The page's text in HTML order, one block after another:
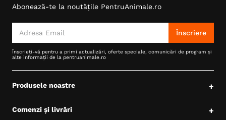
Abonează-te la noutățile PentruAnimale.ro
Înscriere
Înscrieți-vă pentru a primi actualizări, oferte speciale, comunicări de program și
alte informații de la pentruanimale.ro
Produsele noastre +
Comenzi și livrări +